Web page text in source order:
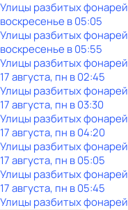
Улицы разбитых фонарей
воскресенье в05:05
Улицы разбитых фонарей
воскресенье в05:55
Улицы разбитых фонарей
17 августа, пн в 02:45
Улицы разбитых фонарей
17 августа, пн в 03:30
Улицы разбитых фонарей
17 августа, пн в 04:20
Улицы разбитых фонарей
17 августа, пн в 05:05
Улицы разбитых фонарей
17 августа, пн в 05:45
Улицы разбитых фонарей